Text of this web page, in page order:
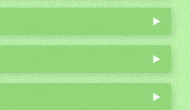
▶
▶
▶